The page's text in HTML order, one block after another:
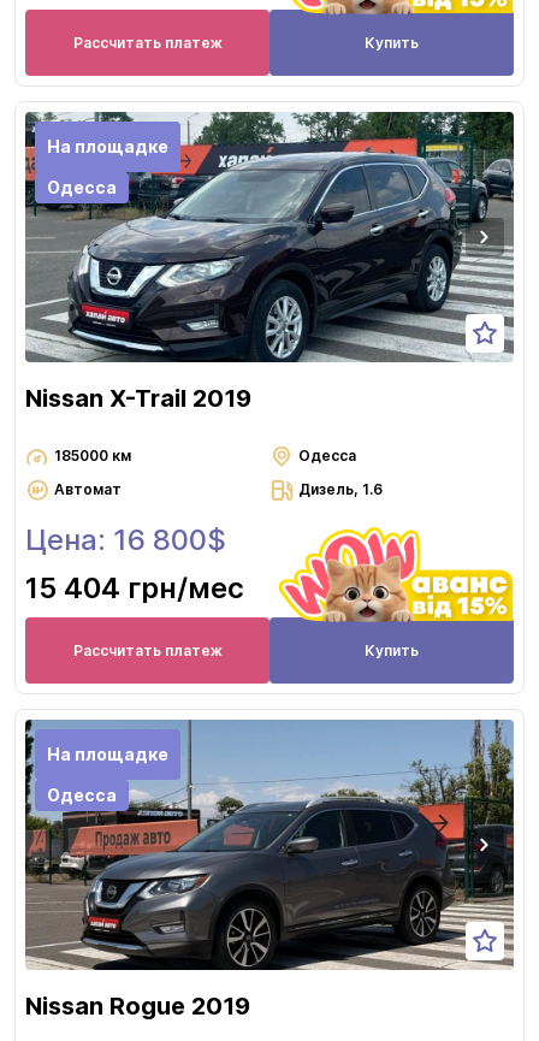
Рассчитать платеж Купить
На площадке
Одесса
Nissan X-Trail 2019
185000 км
Одесса
Автомат
Дизель, 1.6
Цена: 16 800$
15 404 грн/мес
Рассчитать платеж Купить
На площадке
Одесса
Nissan Rogue 2019